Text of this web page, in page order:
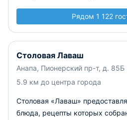
Рядом 1 122
Столовая Лаваш
Анапа, Пионерский пр-т, д. 85Б
5.9 км до центра города
Столовая «Лаваш»
блюда, рецепты которых